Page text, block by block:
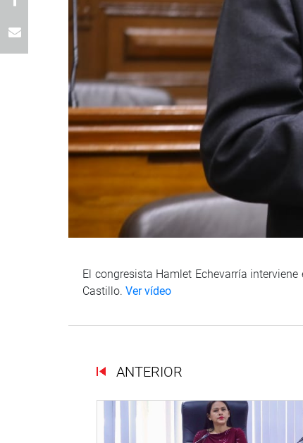
El congresista Hamlet Echevarría
Castillo. Ver vídeo
ANTERIOR